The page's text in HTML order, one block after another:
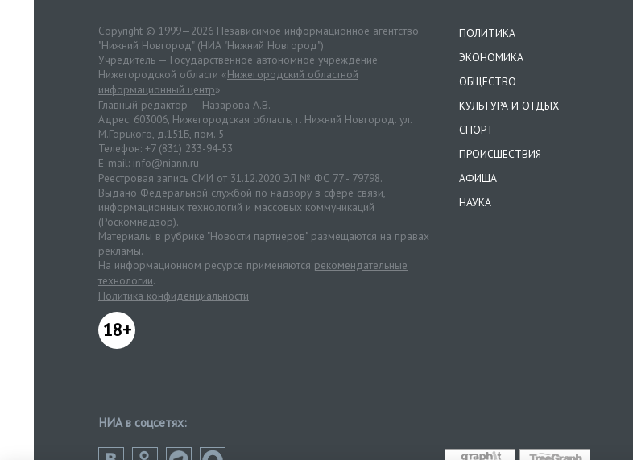
Copyright © 1999—2026 Независимое информационное агентство
"Нижний Новгород" (НИА "Нижний Новгород")
Учредитель — Государственное автономное учреждение
Нижегородской области «Нижегородский областной
информационный центр»
Главный редактор — Назарова А.В.
Адрес: 603006, Нижегородская область, г. Нижний Новгород. ул.
М.Горького, д.151Б, пом. 5
Телефон: +7 (831) 233-94-53
E-mail: info@niann.ru
Реестровая запись СМИ от 31.12.2020 ЭЛ № ФС 77 - 79798.
Выдано Федеральной службой по надзору в сфере связи,
информационных технологий и массовых коммуникаций
(Роскомнадзор).
Материалы в рубрике "Новости партнеров" размещаются на правах
рекламы.
На информационном ресурсе применяются рекомендательные
технологии.
Политика конфиденциальности
18+
ПОЛИТИКА
ЭКОНОМИКА
ОБЩЕСТВО
КУЛЬТУРА И ОТДЫХ
СПОРТ
ПРОИСШЕСТВИЯ
АФИША
НАУКА
НИА в соцсетях: